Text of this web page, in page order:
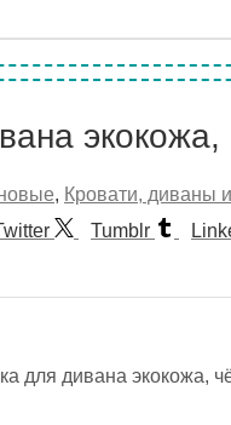
, Кровати, диваны
Tumblr
для дивана экокожа,